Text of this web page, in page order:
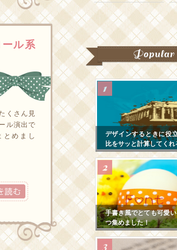
ル系
くさん見
ル演出で
めまし
つづきを読む
Popular
デザインするときに役
比をサッと計算してく
手書き風でとても可愛
つ集めました！